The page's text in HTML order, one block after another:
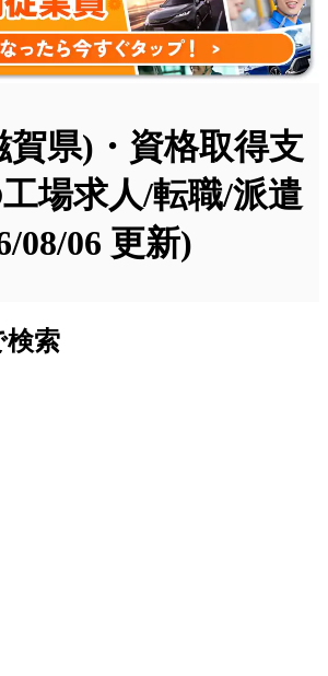
賀県)・資格取得支
場求人/転職/派遣
08/06 更新)
検索